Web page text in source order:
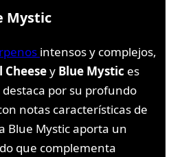
Mystic
intensos y complejos,
Cheesey Blue Mystic es
destaca por su profundo
notas características de
Blue Mystic aporta un
que complementa